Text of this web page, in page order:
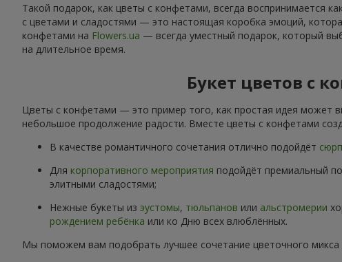
Такой подарок, как цветы с конфетами, всегда воспринимается
с цветами и сладостями — это настоящая коробка эмоций,
конфетами на Flowers.ua — всегда уместный подарок, который
на длительное время.
Букет цветов с
Цветы с конфетами — это пример того, как простая идея может
небольшое продолжение радости. Вместе цветы с конфетами
В качестве романтичного сочетания отлично подойдёт
Для корпоративного мероприятия подойдёт премиальный
элитными сладостями;
Нежные букеты из эустомы, тюльпанов или альстромерии
рождением ребёнка или ко Дню всех влюблённых.
Мы поможем вам подобрать лучшее сочетание цветочного